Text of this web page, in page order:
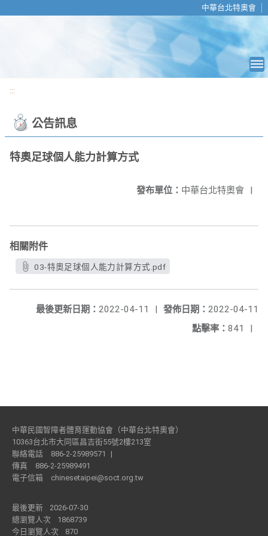
中華台北特奧會
:::
公告訊息
特奧足球個人能力計算方式
發布單位： 中華台北特奧會 |
相關附件
03-特奧足球個人能力計算方式.pdf
發佈日期： 2022-04-11
最後更新日期： 2022-04-11
|
點擊率： 841 |
中華民國智障者體育運動協會（中華台北特奧會）
10363台北市大同區昌吉街55號2樓213室
聯絡電話
886-2-25989571
|
傳真
886-2-25989491
電子信箱
chinesetaipei@soct.org.tw
最後更新
2026-07-30
總瀏覽人次
1868739
今日瀏覽人次
870